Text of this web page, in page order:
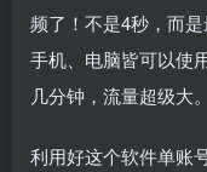
频了！不是4秒，而
手机、电脑皆可以使
几分钟，流量超级大。
利用好这个软件单账